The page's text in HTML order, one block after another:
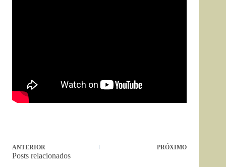
ANTERIOR PRÓXIMO
Posts relacionados